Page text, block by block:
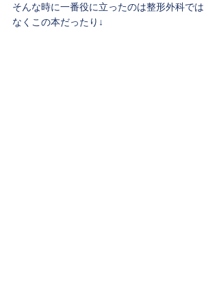
そんな時に一番役に立ったのは整形外科では
なくこの本だったり↓